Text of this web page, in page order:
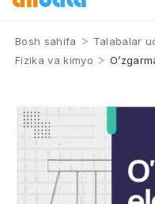
Bosh sahifa > Talabalar
Fizika va kimyo >